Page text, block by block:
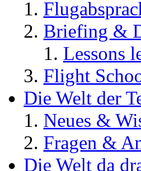
Briefing &
Lessons
Flight
Die Welt der
Neues &
Fragen &
Die Welt da